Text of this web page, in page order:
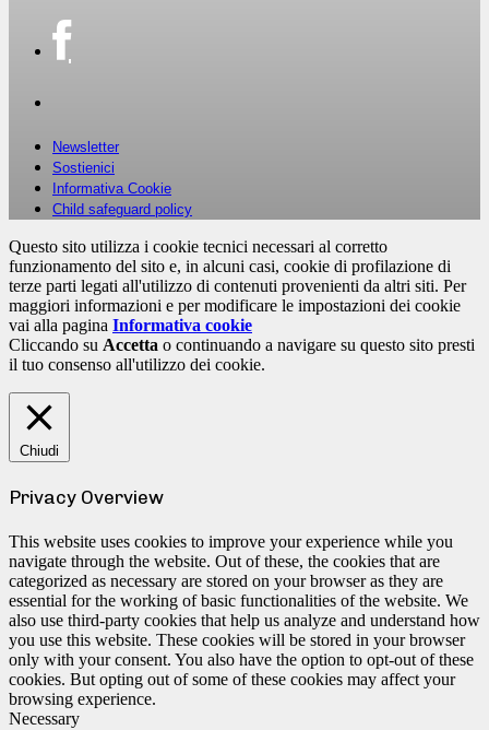
Newsletter
Sostienici
Informativa Cookie
Child safeguard policy
Questo sito utilizza i cookie tecnici necessari al corretto
funzionamento del sito e, in alcuni casi, cookie di profilazione di
terze parti legati all'utilizzo di contenuti provenienti da altri siti. Per
maggiori informazioni e per modificare le impostazioni dei cookie
vai alla pagina Informativa cookie
Cliccando su Accetta o continuando a navigare su questo sito presti
il tuo consenso all'utilizzo dei cookie.
Chiudi
Privacy Overview
This website uses cookies to improve your experience while you
navigate through the website. Out of these, the cookies that are
categorized as necessary are stored on your browser as they are
essential for the working of basic functionalities of the website. We
also use third-party cookies that help us analyze and understand how
you use this website. These cookies will be stored in your browser
only with your consent. You also have the option to opt-out of these
cookies. But opting out of some of these cookies may affect your
browsing experience.
Necessary